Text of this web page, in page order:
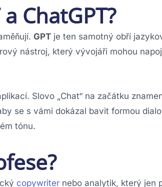
ChatGPT?
GPT je ten samotný obří
nástroj, který vývojáři mohou
Slovo „Chat“ na začátku
se s vámi dokázal bavit formou
tónu.
copywriter nebo analytik, který jen